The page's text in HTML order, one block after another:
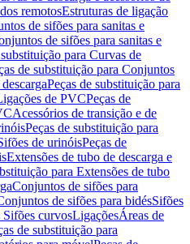
remotosEstruturas de ligação
de sifões para sanitas e
de sifões para sanitas e
para Curvas de
de substituição para Conjuntos
Peças de substituição para
de PVCPeças de
Acessórios de transição e de
Peças de substituição para
de urinóisPeças de
Extensões de tubo de descarga e
para Extensões de tubo
Conjuntos de sifões para
de sifões para bidésSifões
Sifões curvosLigaçõesÁreas de
de substituição para